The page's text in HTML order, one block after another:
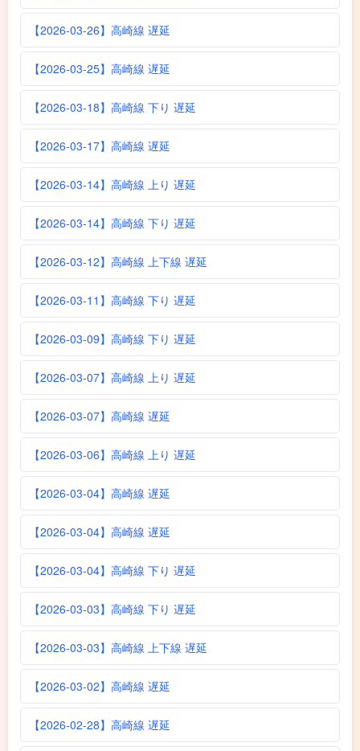
【2026-03-26】高崎線 遅延
【2026-03-25】高崎線 遅延
【2026-03-18】高崎線 下り 遅延
【2026-03-17】高崎線 遅延
【2026-03-14】高崎線 上り 遅延
【2026-03-14】高崎線 下り 遅延
【2026-03-12】高崎線 上下線 遅延
【2026-03-11】高崎線 下り 遅延
【2026-03-09】高崎線 下り 遅延
【2026-03-07】高崎線 上り 遅延
【2026-03-07】高崎線 遅延
【2026-03-06】高崎線 上り 遅延
【2026-03-04】高崎線 遅延
【2026-03-04】高崎線 遅延
【2026-03-04】高崎線 下り 遅延
【2026-03-03】高崎線 下り 遅延
【2026-03-03】高崎線 上下線 遅延
【2026-03-02】高崎線 遅延
【2026-02-28】高崎線 遅延